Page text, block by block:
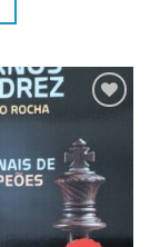
à lista de
desejos